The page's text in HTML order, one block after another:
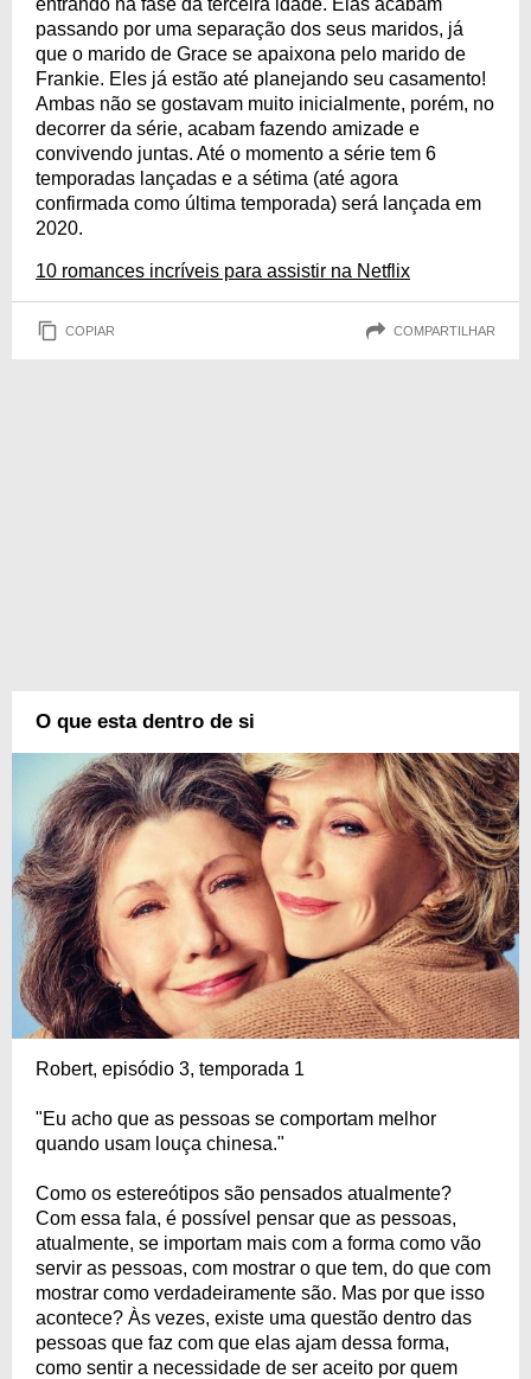
entrando na fase da terceira idade. Elas acabam
passando por uma separação dos seus maridos, já
que o marido de Grace se apaixona pelo marido de
Frankie. Eles já estão até planejando seu casamento!
Ambas não se gostavam muito inicialmente, porém, no
decorrer da série, acabam fazendo amizade e
convivendo juntas. Até o momento a série tem 6
temporadas lançadas e a sétima (até agora
confirmada como última temporada) será lançada em
2020.
10 romances incríveis para assistir na Netflix
COPIAR COMPARTILHAR
O que esta dentro de si
Robert, episódio 3, temporada 1
"Eu acho que as pessoas se comportam melhor
quando usam louça chinesa."
Como os estereótipos são pensados atualmente?
Com essa fala, é possível pensar que as pessoas,
atualmente, se importam mais com a forma como vão
servir as pessoas, com mostrar o que tem, do que com
mostrar como verdadeiramente são. Mas por que isso
acontece? Às vezes, existe uma questão dentro das
pessoas que faz com que elas ajam dessa forma,
como sentir a necessidade de ser aceito por quem